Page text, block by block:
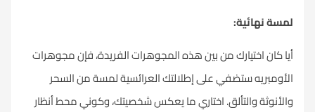
لمسة نهائية:
أيا كان اختيارك من بين هذه المجوهرات الفريدة، فإن مجوهرات
الأومبريه ستضفي على إطلالتك العرائسية لمسة من السحر
والأنوثة والتألق. اختاري ما يعكس شخصيتك، وكوني محط أنظار